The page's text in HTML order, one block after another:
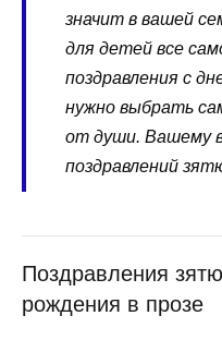
значит в вашей
для детей все
поздравления с
нужно выбрать
от души. Вашему
поздравлений
Поздравления
рождения в прозе